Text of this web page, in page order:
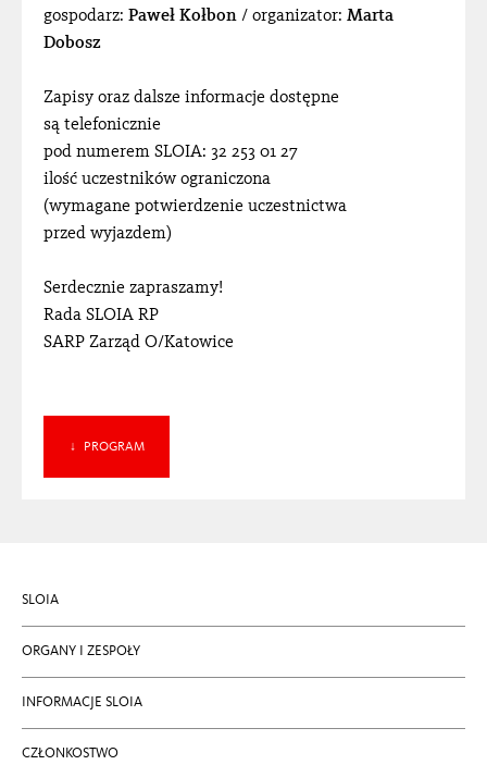
gospodarz: Paweł Kołbon / organizator: Marta
Dobosz
Zapisy oraz dalsze informacje dostępne
są telefonicznie
pod numerem SLOIA: 32 253 01 27
ilość uczestników ograniczona
(wymagane potwierdzenie uczestnictwa
przed wyjazdem)
Serdecznie zapraszamy!
Rada SLOIA RP
SARP Zarząd O/Katowice
PROGRAM
SLOIA
ORGANY I ZESPOŁY
INFORMACJE SLOIA
CZŁONKOSTWO